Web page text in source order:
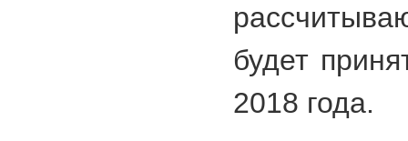
будет
2018 года.